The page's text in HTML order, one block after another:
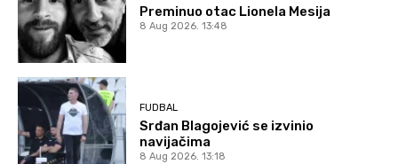
Preminuo otac Lionela Mesija
8 Aug 2026. 13:48
FUDBAL
Srđan Blagojević se izvinio
navijačima
8 Aug 2026. 13:18